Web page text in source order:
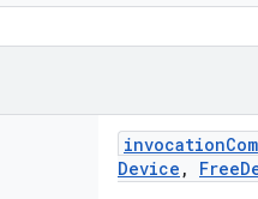
invocation
Device , Free